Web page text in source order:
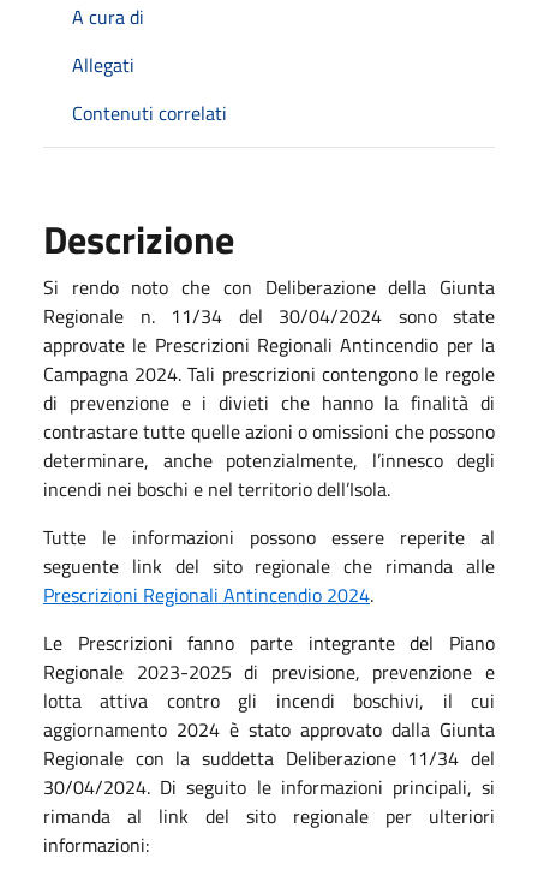
A cura di
Allegati
Contenuti correlati
Descrizione
Si rendo noto che con Deliberazione della Giunta
Regionale n. 11/34 del 30/04/2024 sono state
approvate le Prescrizioni Regionali Antincendio per la
Campagna 2024. Tali prescrizioni contengono le regole
di prevenzione e i divieti che hanno la finalità di
contrastare tutte quelle azioni o omissioni che possono
determinare, anche potenzialmente, l’innesco degli
incendi nei boschi e nel territorio dell’Isola.
Tutte le informazioni possono essere reperite al
seguente link del sito regionale che rimanda alle
Prescrizioni Regionali Antincendio 2024.
Le Prescrizioni fanno parte integrante del Piano
Regionale 2023-2025 di previsione, prevenzione e
lotta attiva contro gli incendi boschivi, il cui
aggiornamento 2024 è stato approvato dalla Giunta
Regionale con la suddetta Deliberazione 11/34 del
30/04/2024. Di seguito le informazioni principali, si
rimanda al link del sito regionale per ulteriori
informazioni: